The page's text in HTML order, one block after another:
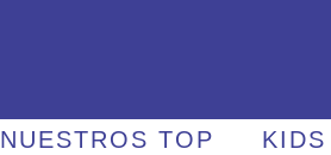
NUESTROS TOP KIDS